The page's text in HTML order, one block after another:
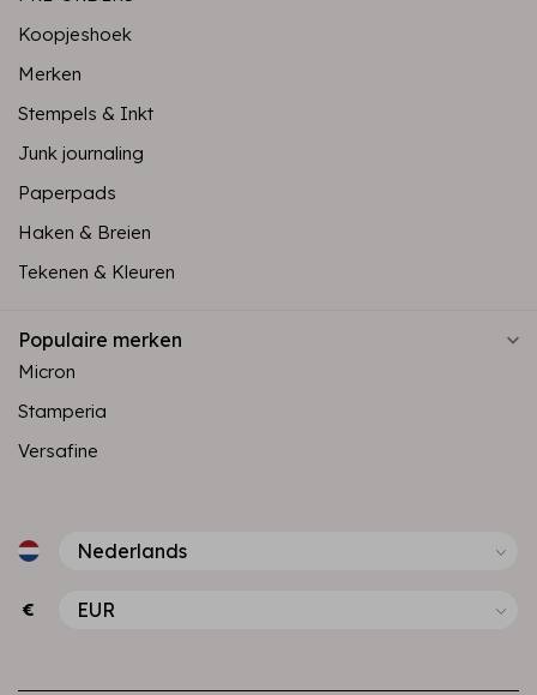
Koopjeshoek
Merken
Stempels & Inkt
Junk journaling
Paperpads
Haken & Breien
Tekenen & Kleuren
Populaire merken
Micron
Stamperia
Versafine
€